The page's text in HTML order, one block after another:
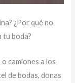
¿Por qué no
tu boda?
camiones a los
de bodas, donas